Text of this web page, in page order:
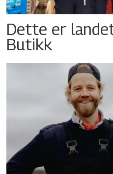
Dette er
Butikk